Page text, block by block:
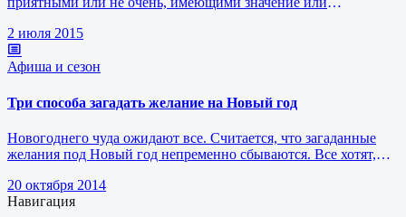
2 июля 2015
Афиша и сезон
Три способа загадать желание на Новый год
Новогоднего чуда ожидают все. Считается, что загаданные
желания под Новый год непременно сбываются. Все хотят,
20 октября 2014
Навигация